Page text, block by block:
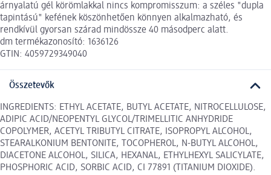
árnyalatú gél körömlakkal nincs kompromisszum: a széles "dupla
tapintású" kefének köszönhetően könnyen alkalmazható, és
rendkívül gyorsan szárad mindössze 40 másodperc alatt.
dm termékazonosító: 1636126
GTIN: 4059729349040
Összetevők
INGREDIENTS: ETHYL ACETATE, BUTYL ACETATE, NITROCELLULOSE,
ADIPIC ACID/NEOPENTYL GLYCOL/TRIMELLITIC ANHYDRIDE
COPOLYMER, ACETYL TRIBUTYL CITRATE, ISOPROPYL ALCOHOL,
STEARALKONIUM BENTONITE, TOCOPHEROL, N-BUTYL ALCOHOL,
DIACETONE ALCOHOL, SILICA, HEXANAL, ETHYLHEXYL SALICYLATE,
PHOSPHORIC ACID, SORBIC ACID, CI 77891 (TITANIUM DIOXIDE).